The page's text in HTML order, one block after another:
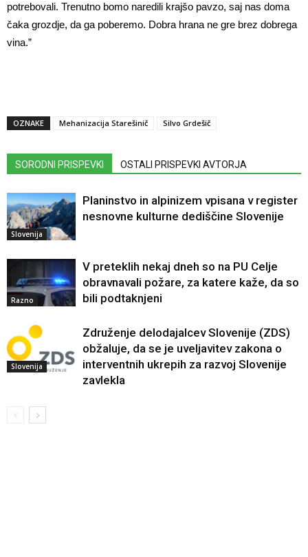
potrebovali. Trenutno bomo naredili krajšo pavzo, saj nas doma
čaka grozdje, da ga poberemo. Dobra hrana ne gre brez dobrega
vina.”
OZNAKE Mehanizacija Starešinič Silvo Grdešič
SORODNI PRISPEVKI OSTALI PRISPEVKI AVTORJA
Slovenija
Planinstvo in alpinizem vpisana v register
nesnovne kulturne dediščine Slovenije
Razno
V preteklih nekaj dneh so na PU Celje
obravnavali požare, za katere kaže, da so
bili podtaknjeni
Slovenija
Združenje delodajalcev Slovenije (ZDS)
obžaluje, da se je uveljavitev zakona o
interventnih ukrepih za razvoj Slovenije
zavlekla